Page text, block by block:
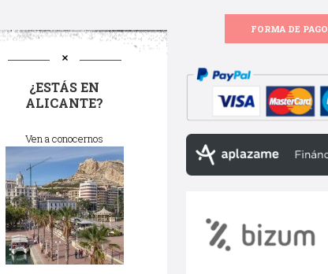
¿ESTÁS EN
ALICANTE?
Ven a conocernos
FORMA DE PAGO